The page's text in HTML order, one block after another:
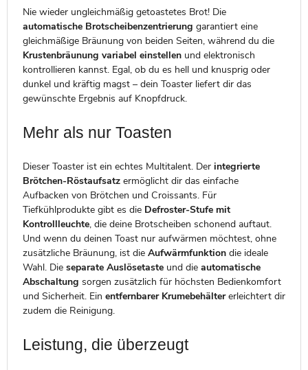
Nie wieder ungleichmäßig getoastetes Brot! Die
automatische Brotscheibenzentrierung garantiert eine
gleichmäßige Bräunung von beiden Seiten, während du die
Krustenbräunung variabel einstellenund elektronisch
kontrollieren kannst. Egal, ob du es hell und knusprig oder
dunkel und kräftig magst – dein Toaster liefert dir das
gewünschte Ergebnis auf Knopfdruck.
Mehr als nur Toasten
Dieser Toaster ist ein echtes Multitalent. Der integrierte
Brötchen-Röstaufsatzermöglicht dir das einfache
Aufbacken von Brötchen und Croissants. Für
Tiefkühlprodukte gibt es die Defroster-Stufe mit
Kontrollleuchte, die deine Brotscheiben schonend auftaut.
Und wenn du deinen Toast nur aufwärmen möchtest, ohne
zusätzliche Bräunung, ist die Aufwärmfunktiondie ideale
Wahl. Die separate Auslösetasteund die automatische
Abschaltung sorgen zusätzlich für höchsten Bedienkomfort
und Sicherheit. Ein entfernbarer Krumebehältererleichtert dir
zudem die Reinigung.
Leistung, die überzeugt